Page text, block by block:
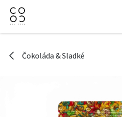
Přejít na obsah
Čokoláda & Sladké